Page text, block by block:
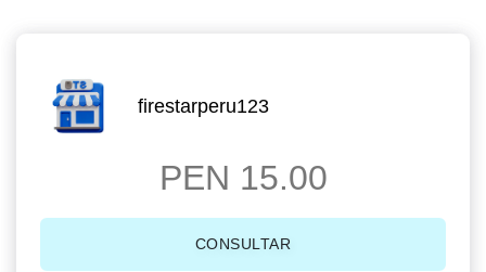
firestarperu123
PEN 15.00
CONSULTAR